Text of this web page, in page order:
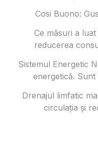
Cosi Buono:
Ce măsuri a
reducerea
Sistemul Energetic
energetică.
Drenajul limfatic
circulația și